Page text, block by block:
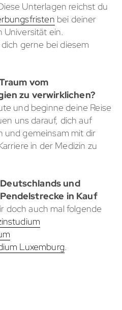
Unterlagen reichst du
bei deiner
Universität ein.
gerne bei diesem
vom
zu verwirklichen?
und beginne deine Reise
uns darauf, dich auf
und gemeinsam mit dir
in der Medizin zu
und
in Kauf
doch auch mal folgende
Luxemburg.